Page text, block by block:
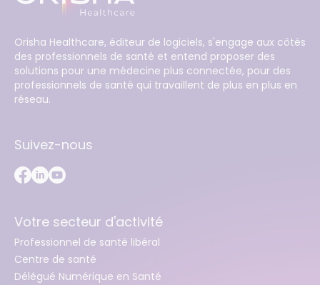
Orisha Healthcare, éditeur de logiciels, s'engage aux côtés
des professionnels de santé et entend proposer des
solutions pour une médecine plus connectée, pour des
professionnels de santé qui travaillent de plus en plus en
réseau.
Suivez-nous
Votre secteur d'activité
Professionnel de santé libéral
Centre de santé
Délégué Numérique en Santé